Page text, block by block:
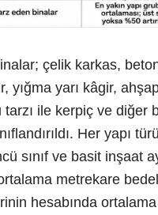
çelik karkas,
yığma yarı kâgir,
ile kerpiç ve diğer
Her yapı
sınıf ve basit inşaat
metrekare
hesabında